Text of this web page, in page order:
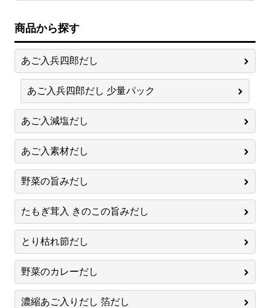
商品から探す
あご入兵四郎だし
あご入兵四郎だし 少量パック
あご入減塩だし
あご入素材だし
野菜の旨みだし
たもぎ茸入 きのこの旨みだし
とり枯れ節だし
野菜のカレーだし
濃縮あご入りだし 箔だし